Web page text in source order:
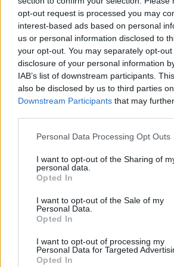
opt-out request is processed you may
interest-based ads based on personal
us or personal information disclosed to
your opt-out. You may separately opt-
disclosure of your personal information
IAB’s list of downstream participants.
also be disclosed by us to third parties
Downstream Participants that may
Personal Data Processing Opt Outs
I want to opt-out of the Sharing of
personal data.
Opted In
I want to opt-out of the Sale of my
Personal Data.
Opted In
I want to opt-out of processing my
Personal Data for Targeted
Opted In
ερευνητής
συμβίωση του
με αγέλη
δεν επενέβη
ΧΤΕΣ
«Κρατάμε την
δεν είναι
ούτε γίνεται να
κτηνίατρο σε ένα
ζωολογίας του
- Έχουν πεθάνει
Για πάντα στη
Βραζιλιάνος
Βραζιλιάνος είναι
την πρόταση της